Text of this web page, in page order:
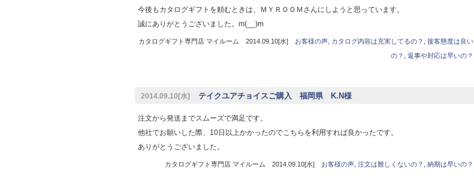
今後もカタログギフトを頼むときは、ＭＹＲＯＯＭさんにしようと思っています。
誠にありがとうございました。m(__)m
カタログギフト専門店 マイルーム 2014.09.10[水] お客様の声, カタログ内容は充実してるの？
接客態度は良い
の？
返事や対応は早いの？
2014.09.10[水] テイクユアチョイスご購入 福岡県 K.N様
注文から発送までスムーズで満足です。
他社でお願いした際、10日以上かかったのでこちらを利用すれば良かったです。
ありがとうございました。
カタログギフト専門店 マイルーム 2014.09.10[水] お客様の声, 注文は難しくないの？ 納期は早いの？